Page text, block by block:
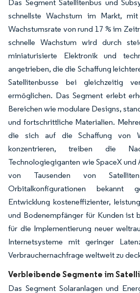
Das Segment Satellitenbus und
schnellste Wachstum im Markt,
Wachstumsrate von rund 17 % im
schnelle Wachstum wird durch
miniaturisierte Elektronik und
angetrieben, die die Schaffung
Satellitenbusse bei gleichzeitig
ermöglichen. Das Segment erlebt
Bereichen wie modulare Designs,
und fortschrittliche Materialien.
die sich auf die Schaffung von
konzentrieren, treiben die
Technologiegiganten wie SpaceX und
von Tausenden von
Orbitalkonfigurationen bekannt
Entwicklung kosteneffizienter,
und Bodenempfänger für Kunden ist
für die Implementierung neuer
Internetsysteme mit geringer
Verbrauchernachfrage weltweit zu
Verbleibende Segmente im
Das Segment Solaranlagen und